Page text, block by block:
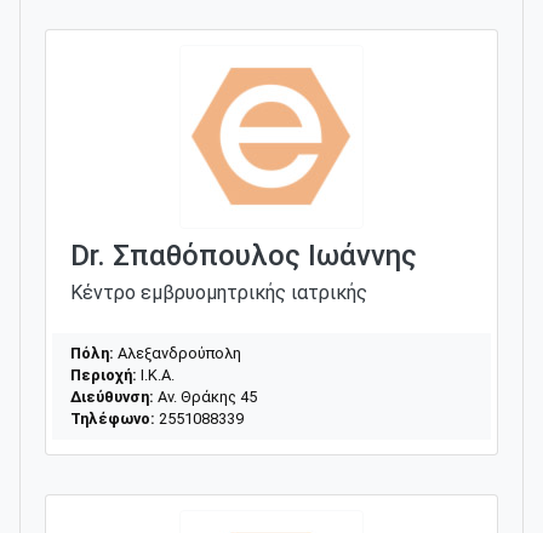
Dr. Σπαθόπουλος Ιωάννης
Κέντρο εμβρυομητρικής ιατρικής
Πόλη: Αλεξανδρούπολη
Περιοχή: Ι.Κ.Α.
Διεύθυνση: Αν. Θράκης 45
Τηλέφωνο: 2551088339